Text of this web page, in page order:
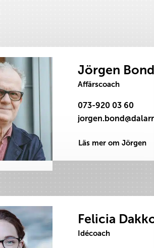
Jörgen Bond
Affärscoach
073-920 03 60
Läs mer om Jörgen
Felicia
Idécoach